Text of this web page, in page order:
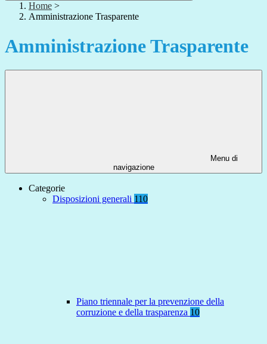
Home >
Amministrazione Trasparente
Amministrazione Trasparente
Menu di
navigazione
Categorie
Disposizioni generali 110
Piano triennale per la prevenzione della
corruzione e della trasparenza 10